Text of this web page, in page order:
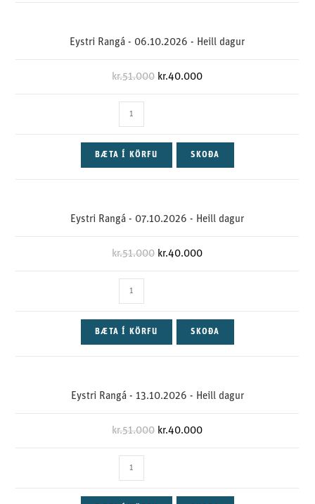
Eystri Rangá - 06.10.2026 - Heill dagur
kr.51.000 kr.40.000
BÆTA Í KÖRFU SKOÐA
Eystri Rangá - 07.10.2026 - Heill dagur
kr.51.000 kr.40.000
BÆTA Í KÖRFU SKOÐA
Eystri Rangá - 13.10.2026 - Heill dagur
kr.51.000 kr.40.000